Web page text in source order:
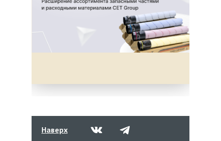
Наверх